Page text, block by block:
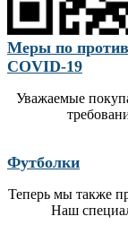
Меры по
COVID-19
Уважаемые
Футболки
Теперь мы также
Наш